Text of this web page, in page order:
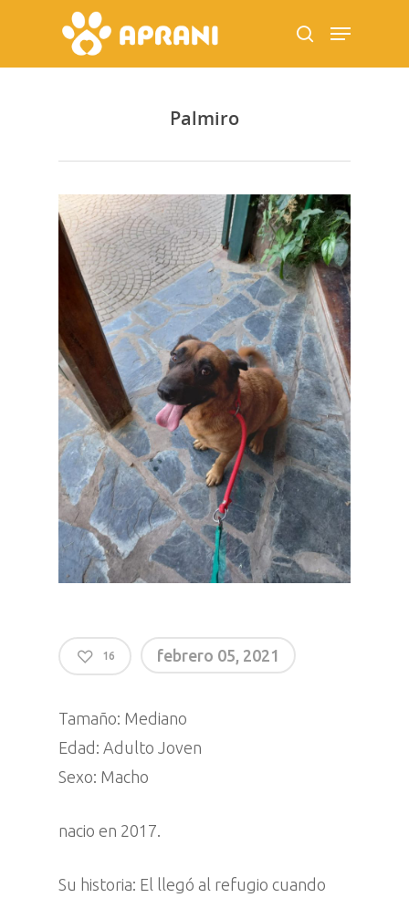
Hit enter to search or ESC to close
Palmiro
16 febrero 05, 2021
Tamaño: Mediano
Edad: Adulto Joven
Sexo: Macho
nacio en 2017.
Su historia: El llegó al refugio cuando